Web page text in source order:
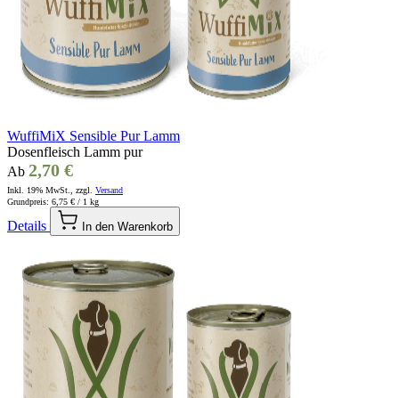
WuffiMiX Sensible Pur Lamm
Dosenfleisch Lamm pur
Ab 2,70 €
Inkl. 19% MwSt., zzgl. Versand
Grundpreis: 6,75 € / 1 kg
Details In den Warenkorb